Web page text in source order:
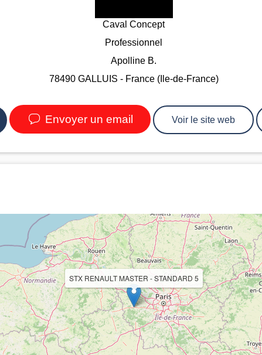
Caval Concept
Professionnel
Apolline B.
78490 GALLUIS - France (Ile-de-France)
Envoyer un email Voir le site web
STX RENAULT MASTER - STANDARD 5